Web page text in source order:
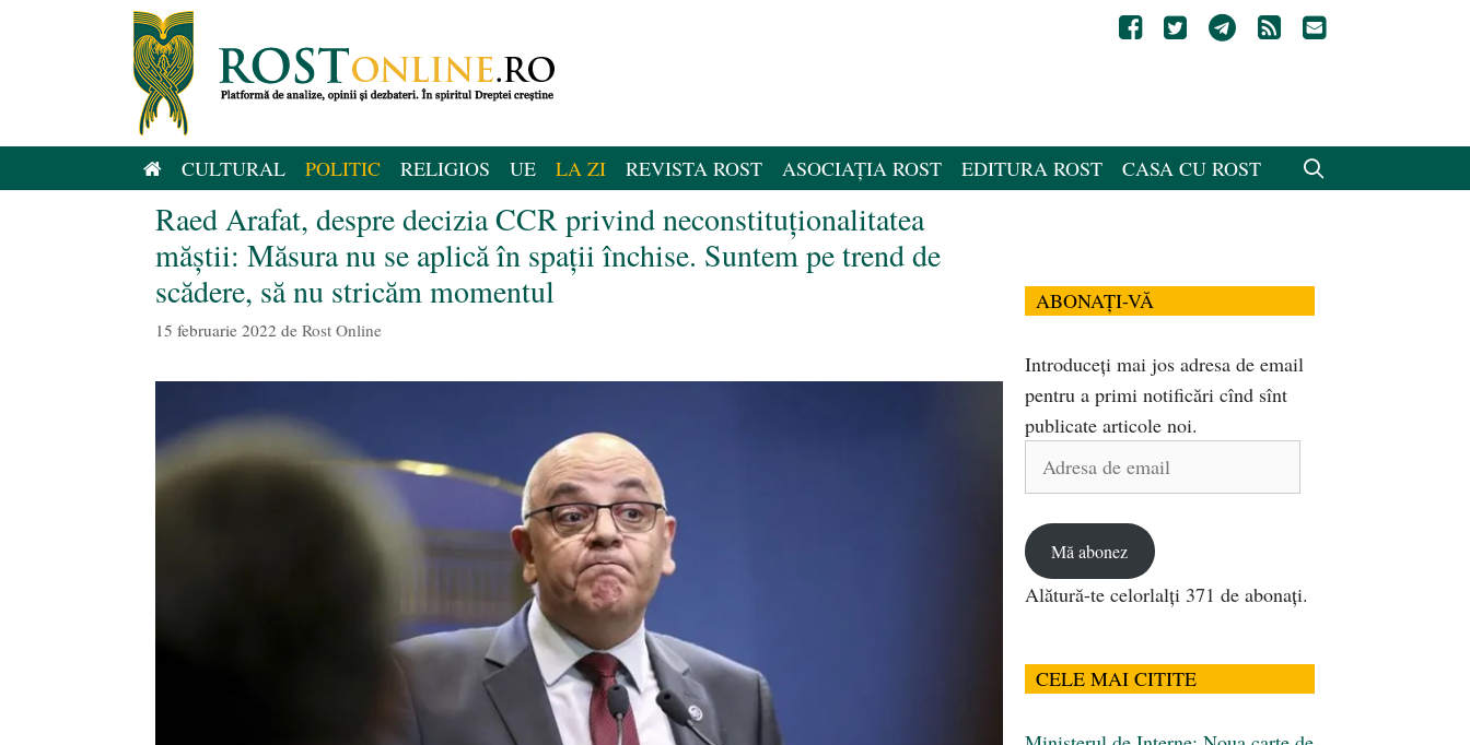
CULTURAL POLITIC RELIGIOS UE LA ZI REVISTA ROST ASOCIAȚIA ROST EDITURA ROST CASA CU ROST
Raed Arafat, despre decizia CCR privind neconstituționalitatea
măștii: Măsura nu se aplică în spații închise. Suntem pe trend de
scădere, să nu stricăm momentul
15 februarie 2022 de Rost Online
ABONAȚI-VĂ
Introduceți mai jos adresa de email
pentru a primi notificări cînd sînt
publicate articole noi.
Adresa
Mă abonez
Alătură-te celorlalți 371 de abonați.
CELE MAI CITITE